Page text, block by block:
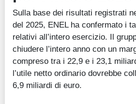
Sulla base dei risultati registrati
del 2025, ENEL ha confermato i
relativi all’intero esercizio. Il
chiudere l’intero anno con un
compreso tra i 22,9 e i 23,1
l’utile netto ordinario dovrebbe
6,9 miliardi di euro.